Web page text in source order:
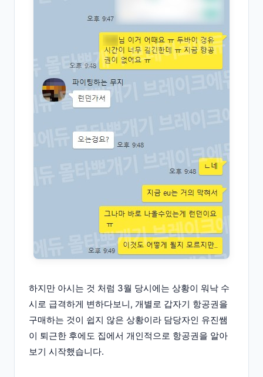
하지만 아시는 것 처럼 3월 당시에는 상황이 워낙 수
시로 급격하게 변하다보니, 개별로 갑자기 항공권을
구매하는 것이 쉽지 않은 상황이라 담당자인 유진쌤
이 퇴근한 후에도 집에서 개인적으로 항공권을 알아
보기 시작했습니다.